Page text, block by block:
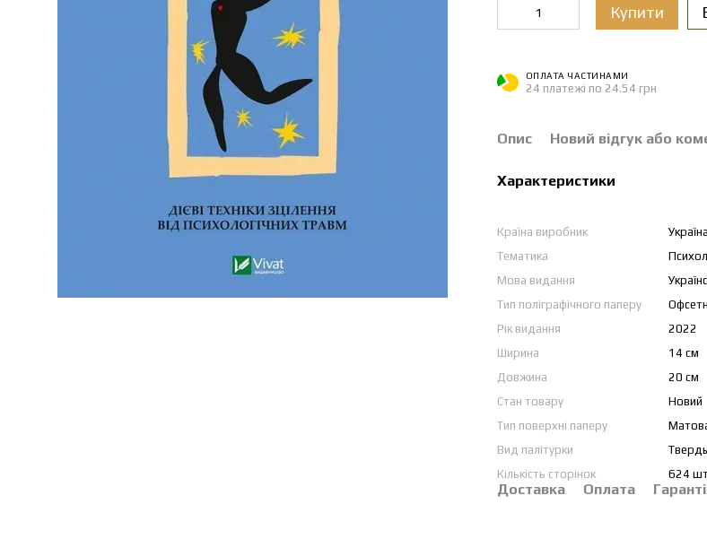
Купити
ОПЛАТА ЧАСТИНАМИ
24 платежі по 24.54 грн
Опис Новий відгук або
Характеристики
Країна виробник
Україна
Тематика
Мова видання
Тип поліграфічного паперу
Рік видання
2022
Ширина
14 см
Довжина
20 см
Стан товару
Новий
Тип поверхні паперу
Вид палітурки
Кількість сторінок
624
Доставка Оплата